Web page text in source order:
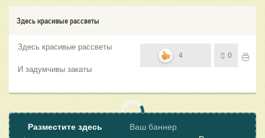
Здесь красивые рассветы
Здесь красивые рассветы
И задумчивы закаты
4 0
Разместите здесь
Ваш баннер